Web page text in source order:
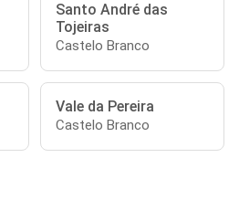
Santo André das
Tojeiras
Castelo Branco
Vale da Pereira
Castelo Branco